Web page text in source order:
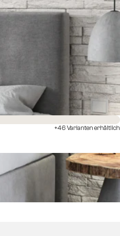
Sofort versandfertig
+46 Varianten erhältlich